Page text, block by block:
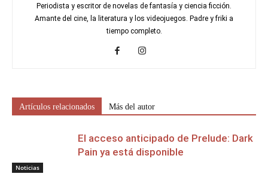
Periodista y escritor de novelas de fantasía y ciencia ficción.
Amante del cine, la literatura y los videojuegos. Padre y friki a
tiempo completo.
Artículos relacionados Más del autor
Noticias
El acceso anticipado de Prelude: Dark
Pain ya está disponible